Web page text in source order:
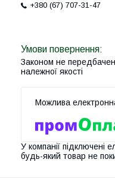
+380 (67) 707-31-47
Законом не
належної якості
У компанії підключені
будь-який товар не